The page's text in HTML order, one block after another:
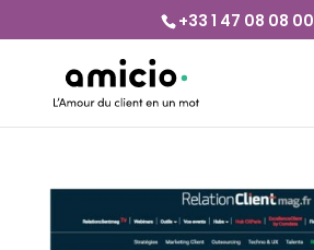
+33 1 47 08 08 00